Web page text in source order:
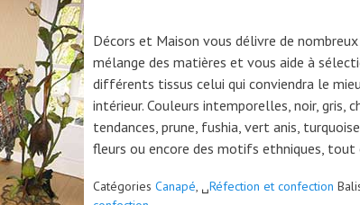
Décors et Maison vous délivre de
mélange des matières et vous aide à
différents tissus celui qui conviendra le
intérieur. Couleurs intemporelles, noir, gris,
tendances, prune, fushia, vert anis,
fleurs ou encore des motifs ethniques, tout
Catégories Canapé, ␣Réfection et confection